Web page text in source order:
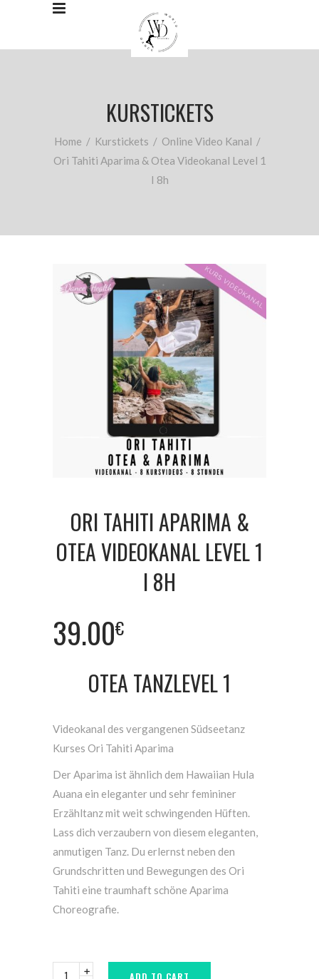
KURSTICKETS
Home / Kurstickets / Online Video Kanal /
Ori Tahiti Aparima & Otea Videokanal Level 1
I 8h
ORI TAHITI APARIMA &
OTEA VIDEOKANAL LEVEL 1
I 8H
39.00€
OTEA TANZLEVEL 1
Videokanal des vergangenen Südseetanz
Kurses Ori Tahiti Aparima
Der Aparima ist ähnlich dem Hawaiian Hula
Auana ein eleganter und sehr femininer
Erzähltanz mit weit schwingenden Hüften.
Lass dich verzaubern von diesem eleganten,
anmutigen Tanz. Du erlernst neben den
Grundschritten und Bewegungen des Ori
Tahiti eine traumhaft schöne Aparima
Choreografie.
ADD TO CART